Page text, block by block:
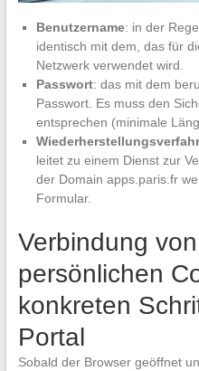
Benutzername: in der
identisch mit dem, das für
Netzwerk verwendet wird.
Passwort: das mit dem
Passwort. Es muss den
entsprechen (minimale
leitet zu einem Dienst zur
der Domain apps.paris.fr
Formular.
Verbindung
persönlichen
konkreten
Portal
Sobald der Browser geöffnet